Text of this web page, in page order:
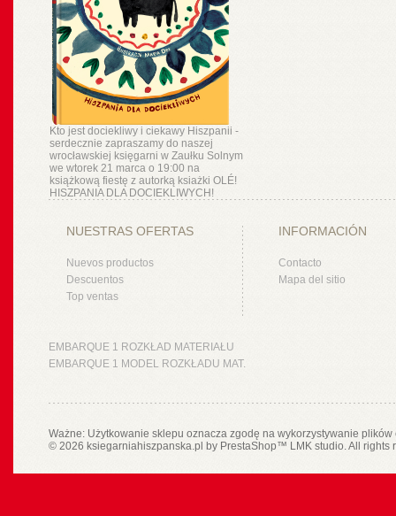
Kto jest dociekliwy i ciekawy Hiszpanii -
serdecznie zapraszamy do naszej
wrocławskiej księgarni w Zaułku Solnym
we wtorek 21 marca o 19:00 na
książkową fiestę z autorką ksiażki OLÉ!
HISZPANIA DLA DOCIEKLIWYCH!
NUESTRAS OFERTAS
Nuevos productos
Descuentos
Top ventas
INFORMACIÓN
Contacto
Mapa del sitio
EMBARQUE 1 ROZKŁAD MATERIAŁU
EMBARQUE 1 MODEL ROZKŁADU MAT.
Ważne: Użytkowanie sklepu oznacza zgodę na wykorzystywanie
© 2026 ksiegarniahiszpanska.pl by PrestaShop™ LMK studio. All rights